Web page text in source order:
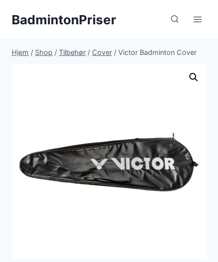
BadmintonPriser
Hjem / Shop / Tilbehør / Cover / Victor Badminton Cover